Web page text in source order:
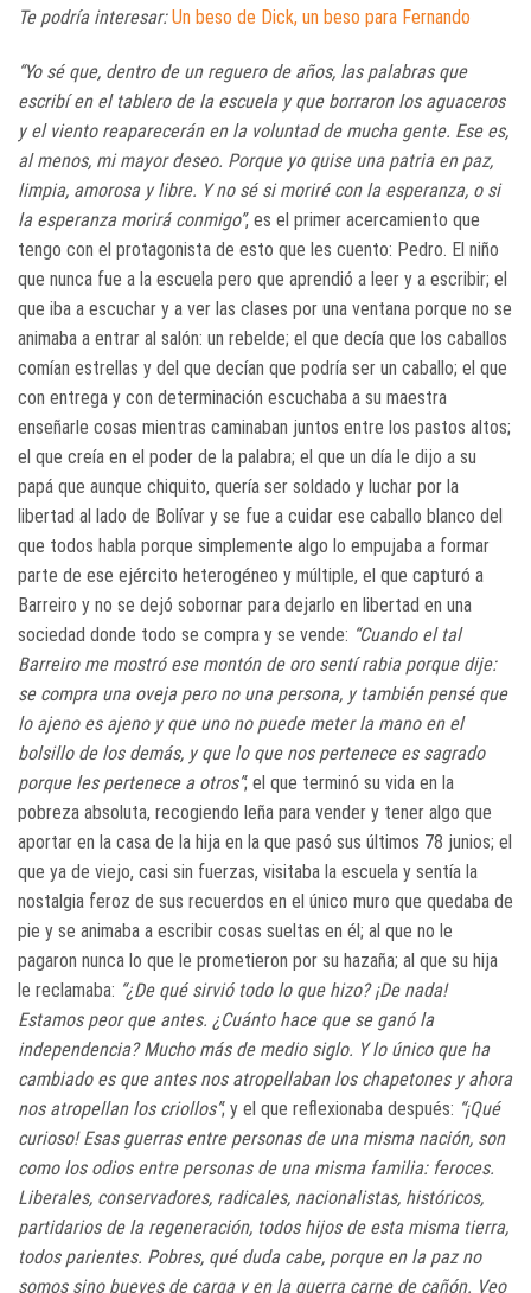
Te podría interesar:Un beso de Dick, un beso para Fernando
“Yo sé que, dentro de un reguero de años, las palabras que
escribí en el tablero de la escuela y que borraron los aguaceros
y el viento reaparecerán en la voluntad de mucha gente. Ese es,
al menos, mi mayor deseo. Porque yo quise una patria en paz,
limpia, amorosa y libre. Y no sé si moriré con la esperanza, o si
la esperanza morirá conmigo”, es el primer acercamiento que
tengo con el protagonista de esto que les cuento: Pedro. El niño
que nunca fue a la escuela pero que aprendió a leer y a escribir; el
que iba a escuchar y a ver las clases por una ventana porque no se
animaba a entrar al salón: un rebelde; el que decía que los caballos
comían estrellas y del que decían que podría ser un caballo; el que
con entrega y con determinación escuchaba a su maestra
enseñarle cosas mientras caminaban juntos entre los pastos altos;
el que creía en el poder de la palabra; el que un día le dijo a su
papá que aunque chiquito, quería ser soldado y luchar por la
libertad al lado de Bolívar y se fue a cuidar ese caballo blanco del
que todos habla porque simplemente algo lo empujaba a formar
parte de ese ejército heterogéneo y múltiple, el que capturó a
Barreiro y no se dejó sobornar para dejarlo en libertad en una
sociedad donde todo se compra y se vende: “Cuando el tal
Barreiro me mostró ese montón de oro sentí rabia porque dije:
se compra una oveja pero no una persona, y también pensé que
lo ajeno es ajeno y que uno no puede meter la mano en el
bolsillo de los demás, y que lo que nos pertenece es sagrado
porque les pertenece a otros”; el que terminó su vida en la
pobreza absoluta, recogiendo leña para vender y tener algo que
aportar en la casa de la hija en la que pasó sus últimos 78 junios; el
que ya de viejo, casi sin fuerzas, visitaba la escuela y sentía la
nostalgia feroz de sus recuerdos en el único muro que quedaba de
pie y se animaba a escribir cosas sueltas en él; al que no le
pagaron nunca lo que le prometieron por su hazaña; al que su hija
le reclamaba: “¿De qué sirvió todo lo que hizo? ¡De nada!
Estamos peor que antes. ¿Cuánto hace que se ganó la
independencia? Mucho más de medio siglo. Y lo único que ha
cambiado es que antes nos atropellaban los chapetones y ahora
nos atropellan los criollos”; y el que reflexionaba después: “¡Qué
curioso! Esas guerras entre personas de una misma nación, son
como los odios entre personas de una misma familia: feroces.
Liberales, conservadores, radicales, nacionalistas, históricos,
partidarios de la regeneración, todos hijos de esta misma tierra,
todos parientes. Pobres, qué duda cabe, porque en la paz no
somos sino bueyes de carga y en la guerra carne de cañón. Veo